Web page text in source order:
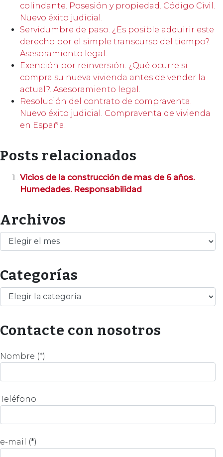
colindante. Posesión y propiedad. Código Civil.
Nuevo éxito judicial.
Servidumbre de paso. ¿Es posible adquirir este
derecho por el simple transcurso del tiempo?.
Asesoramiento legal.
Exención por reinversión. ¿Qué ocurre si
compra su nueva vivienda antes de vender la
actual?. Asesoramiento legal.
Resolución del contrato de compraventa.
Nuevo éxito judicial. Compraventa de vivienda
en España.
Posts relacionados
Vicios de la construcción de mas de 6 años.
Humedades. Responsabilidad
Archivos
Archivos
Categorías
Categorías
Contacte con nosotros
Nombre (*)
Teléfono
e-mail (*)